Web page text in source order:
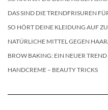
DAS SIND DIE TRENDFRISUREN
SO HÖRT DEINE KLEIDUNG AUF ZU
NATÜRLICHE MITTEL GEGEN
BROW BAKING: EIN NEUER
HANDCREME – BEAUTY TRICKS